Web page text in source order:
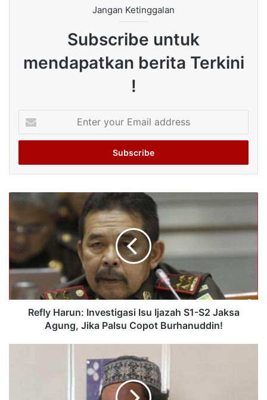
Jangan Ketinggalan
Subscribe untuk
mendapatkan berita Terkini
!
your
Email
Refly Harun: Investigasi Isu Ijazah S1-S2 Jaksa
Agung, Jika Palsu Copot Burhanuddin!